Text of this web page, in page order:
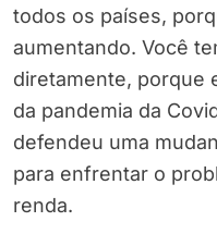
todos os países,
aumentando. Você
diretamente, porque
da pandemia da
defendeu uma
para enfrentar o
renda.